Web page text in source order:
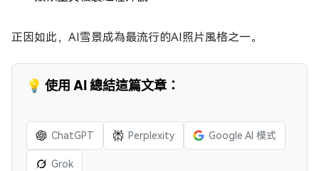
正因如此，AI雪景成為最流行的AI照片風格之一。
💡 使用 AI 總結這篇文章：
ChatGPT Perplexity Google AI 模式
Grok